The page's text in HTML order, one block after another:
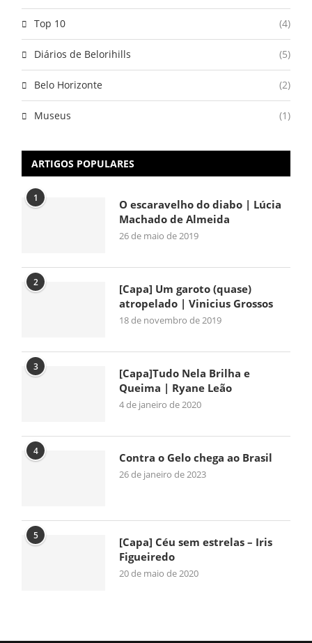
Top 10 (4)
Diários de Belorihills (5)
Belo Horizonte (2)
Museus (1)
ARTIGOS POPULARES
1
O escaravelho do diabo | Lúcia
Machado de Almeida
26 de maio de 2019
2
[Capa] Um garoto (quase)
atropelado | Vinicius Grossos
18 de novembro de 2019
3
[Capa]Tudo Nela Brilha e
Queima | Ryane Leão
4 de janeiro de 2020
4 Contra o Gelo chega ao Brasil
26 de janeiro de 2023
5
[Capa] Céu sem estrelas – Iris
Figueiredo
20 de maio de 2020